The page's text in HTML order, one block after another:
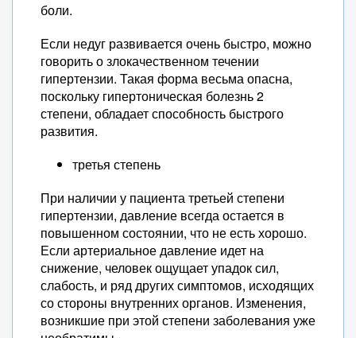
боли.
Если недуг развивается очень быстро, можно
говорить о злокачественном течении
гипертензии. Такая форма весьма опасна,
поскольку гипертоническая болезнь 2
степени, обладает способность быстрого
развития.
третья степень
При наличии у пациента третьей степени
гипертензии, давление всегда остается в
повышенном состоянии, что не есть хорошо.
Если артериальное давление идет на
снижение, человек ощущает упадок сил,
слабость, и ряд других симптомов, исходящих
со стороны внутренних органов. Изменения,
возникшие при этой степени заболевания уже